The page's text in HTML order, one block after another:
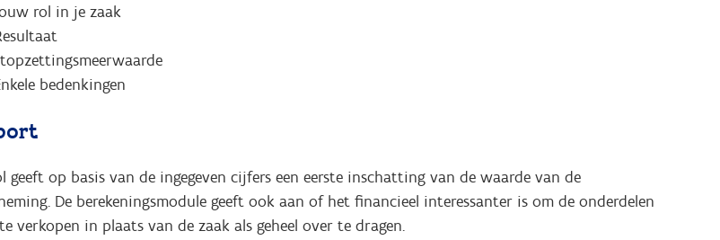
rol in je zaak
bedenkingen
geeft op basis van de ingegeven cijfers een eerste inschatting van de waarde van de
De berekeningsmodule geeft ook aan of het financieel interessanter is om de onderdelen
verkopen in plaats van de zaak als geheel over te dragen.